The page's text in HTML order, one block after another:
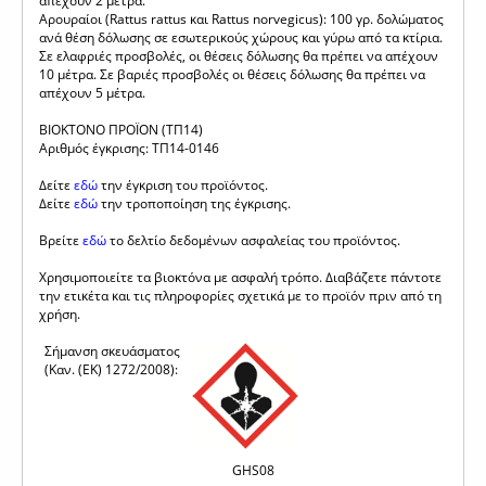
Αρουραίοι (Rattus rattus και Rattus norvegicus): 100 γρ. δολώματος
ανά θέση δόλωσης σε εσωτερικούς χώρους και γύρω από τα κτίρια.
Σε ελαφριές προσβολές, οι θέσεις δόλωσης θα πρέπει να απέχουν
10 μέτρα. Σε βαριές προσβολές οι θέσεις δόλωσης θα πρέπει να
απέχουν 5 μέτρα.
ΒΙΟΚΤΟΝΟ ΠΡΟΪΟΝ (ΤΠ14)
Αριθμός έγκρισης: ΤΠ14-0146
Δείτεεδώτην έγκριση του προϊόντος.
Δείτεεδώτην τροποποίηση της έγκρισης.
Βρείτεεδώτο δελτίο δεδομένων ασφαλείας του προϊόντος.
Χρησιμοποιείτε τα βιοκτόνα με ασφαλή τρόπο. Διαβάζετε πάντοτε
την ετικέτα και τις πληροφορίες σχετικά με το προϊόν πριν από τη
χρήση.
Σήμανση σκευάσματος
(Καν. (ΕΚ) 1272/2008):
GHS08